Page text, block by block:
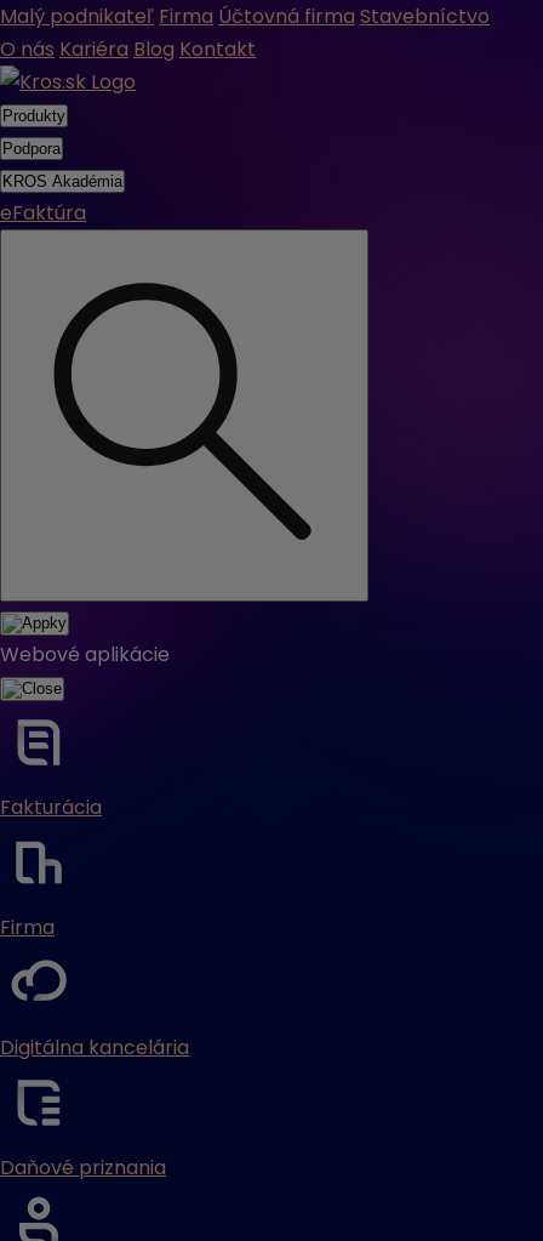
Malý podnikateľ Firma Účtovná firma Stavebníctvo
O nás Kariéra Blog Kontakt
Produkty
Podpora
KROS Akadémia
eFaktúra
Webové aplikácie
Fakturácia
Firma
Digitálna kancelária
Daňové priznania